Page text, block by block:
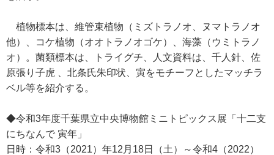
植物標本は、維管束植物（ミズトラノオ、ヌマトラノオ
他）、コケ植物（オオトラノオゴケ）、海藻（ウミトラノ
オ）。菌類標本は、トライグチ、人文資料は、千人針、佐
原張り子虎 、北条氏朱印状、寅をモチーフとしたマッチラ
ベル等を紹介する。
◆令和3年度千葉県立中央博物館ミニトピックス展「十二支
にちなんで 寅年」
日時：令和3（2021）年12月18日（土）～令和4（2022）